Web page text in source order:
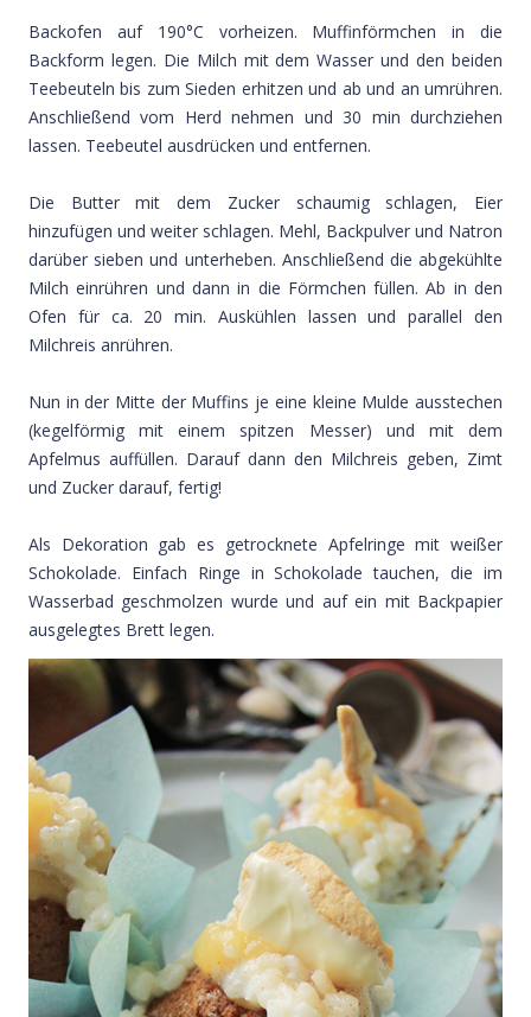
Backofen auf 190°C vorheizen. Muffinförmchen in die
Backform legen. Die Milch mit dem Wasser und den beiden
Teebeuteln bis zum Sieden erhitzen und ab und an umrühren.
Anschließend vom Herd nehmen und 30 min durchziehen
lassen. Teebeutel ausdrücken und entfernen.
Die Butter mit dem Zucker schaumig schlagen, Eier
hinzufügen und weiter schlagen. Mehl, Backpulver und Natron
darüber sieben und unterheben. Anschließend die abgekühlte
Milch einrühren und dann in die Förmchen füllen. Ab in den
Ofen für ca. 20 min. Auskühlen lassen und parallel den
Milchreis anrühren.
Nun in der Mitte der Muffins je eine kleine Mulde ausstechen
(kegelförmig mit einem spitzen Messer) und mit dem
Apfelmus auffüllen. Darauf dann den Milchreis geben, Zimt
und Zucker darauf, fertig!
Als Dekoration gab es getrocknete Apfelringe mit weißer
Schokolade. Einfach Ringe in Schokolade tauchen, die im
Wasserbad geschmolzen wurde und auf ein mit Backpapier
ausgelegtes Brett legen.